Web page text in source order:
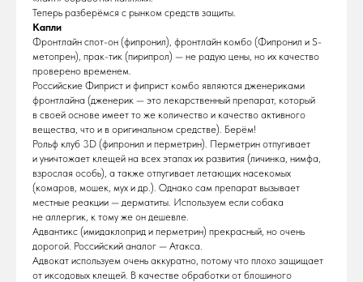
Теперь разберёмся с рынком средств защиты.
Капли
Фронтлайн спот-он (фипронил), фронтлайн комбо (Фипронил и S-
метопрен), прак-тик (пирипрол) — не радую цены, но их качество
проверено временем.
Российские Фиприст и фиприст комбо являются дженериками
фронтлайна (дженерик — это лекарственный препарат, который
в своей основе имеет то же количество и качество активного
вещества, что и в оригинальном средстве). Берём!
Рольф клуб 3D (фипронил и перметрин). Перметрин отпугивает
и уничтожает клещей на всех этапах их развития (личинка, нимфа,
взрослая особь), а также отпугивает летающих насекомых
(комаров, мошек, мух и др.). Однако сам препарат вызывает
местные реакции — дерматиты. Используем если собака
не аллергик, к тому же он дешевле.
Адвантикс (имидаклоприд и перметрин) прекрасный, но очень
дорогой. Российский аналог — Атакса.
Адвокат используем очень аккуратно, потому что плохо защищает
от иксодовых клещей. В качестве обработки от блошиного